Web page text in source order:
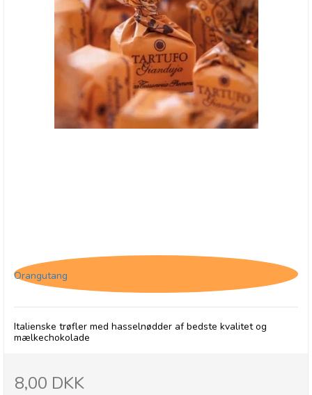
Orangutang
Italienske trøfler med hasselnødder af bedste kvalitet og
mælkechokolade
8,00 DKK